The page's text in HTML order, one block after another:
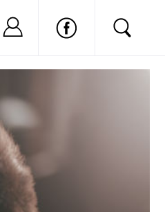
Nu ai cont?